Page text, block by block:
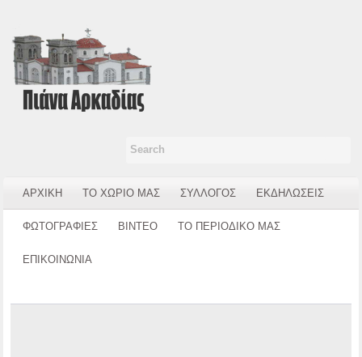
ΑΡΧΙΚΗ ΤΟ ΧΩΡΙΟ ΜΑΣ ΣΥΛΛΟΓΟΣ ΕΚΔΗΛΩΣΕΙΣ
ΦΩΤΟΓΡΑΦΙΕΣ ΒΙΝΤΕΟ ΤΟ ΠΕΡΙΟΔΙΚΟ ΜΑΣ
ΕΠΙΚΟΙΝΩΝΙΑ